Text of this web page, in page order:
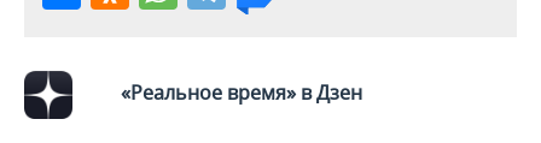
«Реальное время» в Дзен